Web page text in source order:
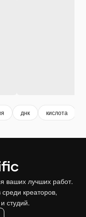
днк кислота
ваших лучших работ.
креаторов,
студий.